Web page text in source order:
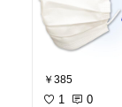
￥385
1 0